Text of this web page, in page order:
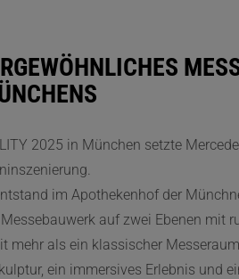
2025 in München setzte
im Apothekenhof der
auf zwei Ebenen mit
mehr als ein klassischer
ein immersives Erlebnis und